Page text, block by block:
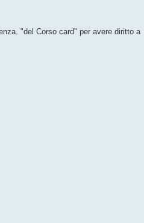
"del Corso card" per avere diritto a